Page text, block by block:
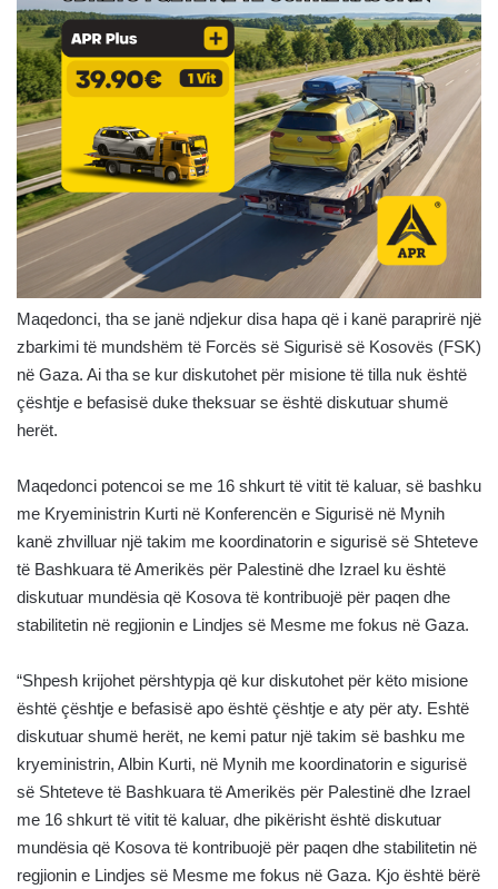
Maqedonci, tha se janë ndjekur disa hapa që i kanë paraprirë një
zbarkimi të mundshëm të Forcës së Sigurisë së Kosovës (FSK)
në Gaza. Ai tha se kur diskutohet për misione të tilla nuk është
çështje e befasisë duke theksuar se është diskutuar shumë
herët.
Maqedonci potencoi se me 16 shkurt të vitit të kaluar, së bashku
me Kryeministrin Kurti në Konferencën e Sigurisë në Mynih
kanë zhvilluar një takim me koordinatorin e sigurisë së Shteteve
të Bashkuara të Amerikës për Palestinë dhe Izrael ku është
diskutuar mundësia që Kosova të kontribuojë për paqen dhe
stabilitetin në regjionin e Lindjes së Mesme me fokus në Gaza.
“Shpesh krijohet përshtypja që kur diskutohet për këto misione
është çështje e befasisë apo është çështje e aty për aty. Eshtë
diskutuar shumë herët, ne kemi patur një takim së bashku me
kryeministrin, Albin Kurti, në Mynih me koordinatorin e sigurisë
së Shteteve të Bashkuara të Amerikës për Palestinë dhe Izrael
me 16 shkurt të vitit të kaluar, dhe pikërisht është diskutuar
mundësia që Kosova të kontribuojë për paqen dhe stabilitetin në
regjionin e Lindjes së Mesme me fokus në Gaza. Kjo është bërë